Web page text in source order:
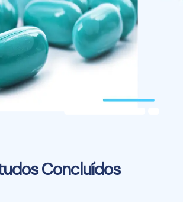
Concluídos